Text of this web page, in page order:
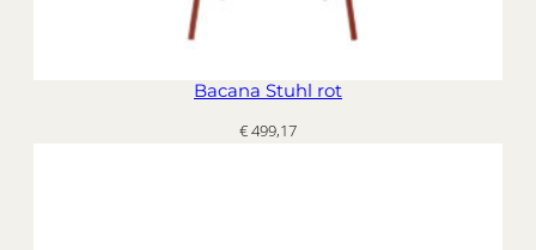
Bacana Stuhl rot
€499,17